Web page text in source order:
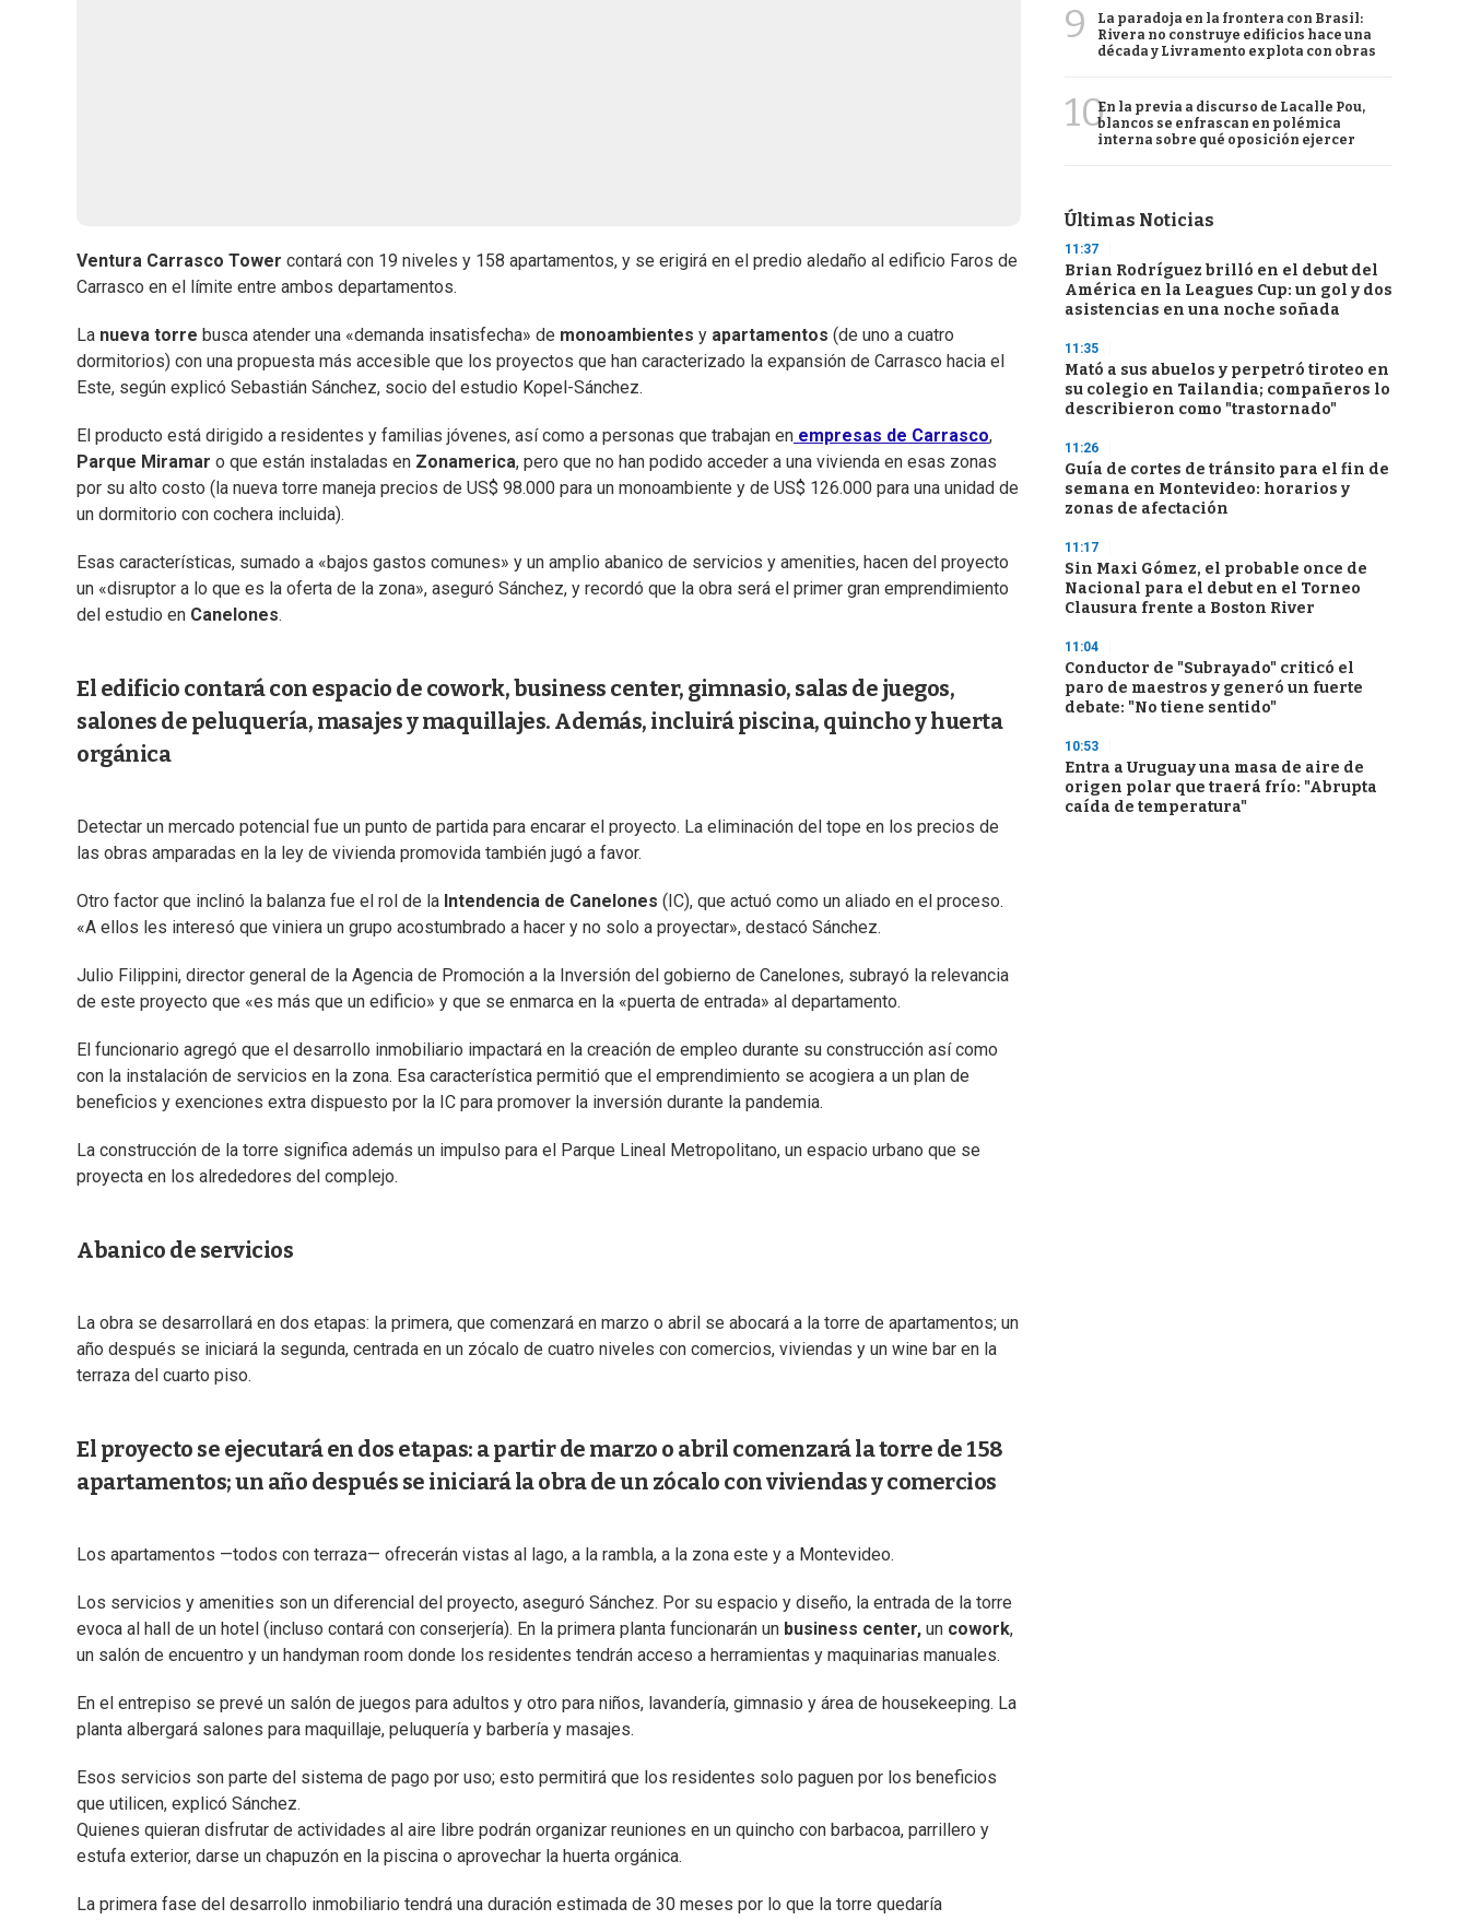
Ventura Carrasco Tower contará con 19 niveles y 158 apartamentos, y se erigirá en el predio aledaño al edificio Faros de
Carrasco en el límite entre ambos departamentos.
La nueva torre busca atender una «demanda insatisfecha» de monoambientes y apartamentos (de uno a cuatro
dormitorios) con una propuesta más accesible que los proyectos que han caracterizado la expansión de Carrasco hacia el
Este, según explicó Sebastián Sánchez, socio del estudio Kopel-Sánchez.
El producto está dirigido a residentes y familias jóvenes, así como a personas que trabajan en empresas de Carrasco,
Parque Miramar o que están instaladas en Zonamerica, pero que no han podido acceder a una vivienda en esas zonas
por su alto costo (la nueva torre maneja precios de US$ 98.000 para un monoambiente y de US$ 126.000 para una unidad de
un dormitorio con cochera incluida).
Esas características, sumado a «bajos gastos comunes» y un amplio abanico de servicios y amenities, hacen del proyecto
un «disruptor a lo que es la oferta de la zona», aseguró Sánchez, y recordó que la obra será el primer gran emprendimiento
del estudio en Canelones.
El edificio contará con espacio de cowork, business center, gimnasio, salas de juegos,
salones de peluquería, masajes y maquillajes. Además, incluirá piscina, quincho y huerta
orgánica
Detectar un mercado potencial fue un punto de partida para encarar el proyecto. La eliminación del tope en los precios de
las obras amparadas en la ley de vivienda promovida también jugó a favor.
Otro factor que inclinó la balanza fue el rol de la Intendencia de Canelones (IC), que actuó como un aliado en el proceso.
«A ellos les interesó que viniera un grupo acostumbrado a hacer y no solo a proyectar», destacó Sánchez.
Julio Filippini, director general de la Agencia de Promoción a la Inversión del gobierno de Canelones, subrayó la relevancia
de este proyecto que «es más que un edificio» y que se enmarca en la «puerta de entrada» al departamento.
El funcionario agregó que el desarrollo inmobiliario impactará en la creación de empleo durante su construcción así como
con la instalación de servicios en la zona. Esa característica permitió que el emprendimiento se acogiera a un plan de
beneficios y exenciones extra dispuesto por la IC para promover la inversión durante la pandemia.
La construcción de la torre significa además un impulso para el Parque Lineal Metropolitano, un espacio urbano que se
proyecta en los alrededores del complejo.
Abanico de servicios
La obra se desarrollará en dos etapas: la primera, que comenzará en marzo o abril se abocará a la torre de apartamentos; un
año después se iniciará la segunda, centrada en un zócalo de cuatro niveles con comercios, viviendas y un wine bar en la
terraza del cuarto piso.
El proyecto se ejecutará en dos etapas: a partir de marzo o abril comenzará la torre de 158
apartamentos; un año después se iniciará la obra de un zócalo con viviendas y comercios
Los apartamentos —todos con terraza— ofrecerán vistas al lago, a la rambla, a la zona este y a Montevideo.
Los servicios y amenities son un diferencial del proyecto, aseguró Sánchez. Por su espacio y diseño, la entrada de la torre
evoca al hall de un hotel (incluso contará con conserjería). En la primera planta funcionarán un business center, un cowork,
un salón de encuentro y un handyman room donde los residentes tendrán acceso a herramientas y maquinarias manuales.
En el entrepiso se prevé un salón de juegos para adultos y otro para niños, lavandería, gimnasio y área de housekeeping. La
planta albergará salones para maquillaje, peluquería y barbería y masajes.
Esos servicios son parte del sistema de pago por uso; esto permitirá que los residentes solo paguen por los beneficios
que utilicen, explicó Sánchez.
Quienes quieran disfrutar de actividades al aire libre podrán organizar reuniones en un quincho con barbacoa, parrillero y
estufa exterior, darse un chapuzón en la piscina o aprovechar la huerta orgánica.
La primera fase del desarrollo inmobiliario tendrá una duración estimada de 30 meses por lo que la torre quedaría
9
La paradoja en la frontera con Brasil:
Rivera no construye edificios hace una
década y Livramento explota con obras
10En la previa a discurso de Lacalle Pou,
blancos se enfrascan en polémica
interna sobre qué oposición ejercer
Últimas Noticias
11:37
Brian Rodríguez brilló en el debut del
América en la Leagues Cup: un gol y dos
asistencias en una noche soñada
11:35
Mató a sus abuelos y perpetró tiroteo en
su colegio en Tailandia; compañeros lo
describieron como "trastornado"
11:26
Guía de cortes de tránsito para el fin de
semana en Montevideo: horarios y
zonas de afectación
11:17
Sin Maxi Gómez, el probable once de
Nacional para el debut en el Torneo
Clausura frente a Boston River
11:04
Conductor de "Subrayado" criticó el
paro de maestros y generó un fuerte
debate: "No tiene sentido"
10:53
Entra a Uruguay una masa de aire de
origen polar que traerá frío: "Abrupta
caída de temperatura"